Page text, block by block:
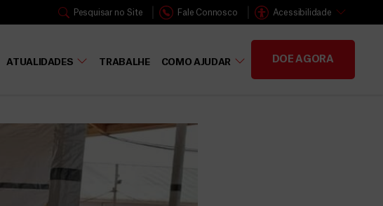
Pesquisar no Site Fale Connosco Acessibilidade
ATUALIDADES TRABALHE COMO AJUDAR DOE AGORA